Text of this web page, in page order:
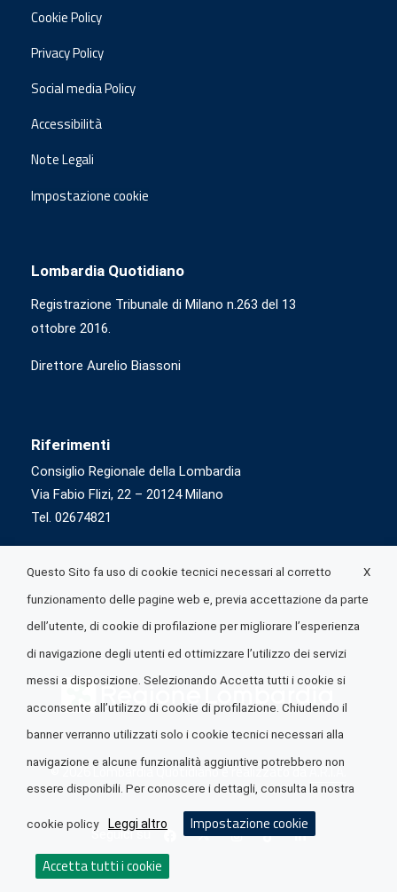
Cookie Policy
Privacy Policy
Social media Policy
Accessibilità
Note Legali
Impostazione cookie
Lombardia Quotidiano
Registrazione Tribunale di Milano n.263 del 13
ottobre 2016.
Direttore Aurelio Biassoni
Riferimenti
Consiglio Regionale della Lombardia
Via Fabio Flizi, 22 – 20124 Milano
Tel. 02674821
© 2026 Lombardia Quotidiano è realizzato daA.R.I.A.
Seguici su
X
Questo Sito fa uso di cookie tecnici necessari al corretto
funzionamento delle pagine web e, previa accettazione da parte
dell’utente, di cookie di profilazione per migliorare l’esperienza
di navigazione degli utenti ed ottimizzare l’utilizzo dei servizi
messi a disposizione. Selezionando Accetta tutti i cookie si
acconsente all’utilizzo di cookie di profilazione. Chiudendo il
banner verranno utilizzati solo i cookie tecnici necessari alla
navigazione e alcune funzionalità aggiuntive potrebbero non
essere disponibili. Per conoscere i dettagli, consulta la nostra
cookie policy Leggi altro Impostazione cookie
Accetta tutti i cookie